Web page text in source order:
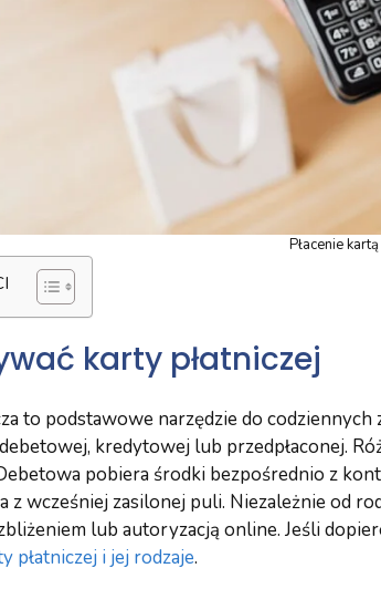
Płacenie kartą
karty płatniczej
to podstawowe narzędzie do
kredytowej lub przedpłaconej.
pobiera środki bezpośrednio z
z wcześniej zasilonej puli. Niezależnie od
lub autoryzacją online. Jeśli
płatniczej i jej rodzaje.